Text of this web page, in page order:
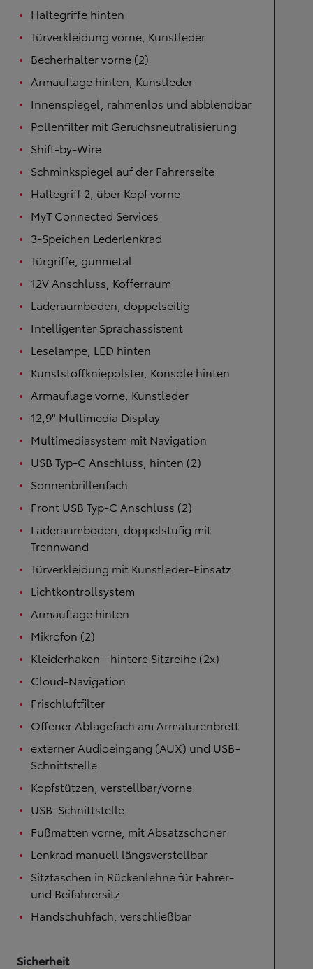
Haltegriffe hinten
Türverkleidung vorne, Kunstleder
Becherhalter vorne (2)
Armauflage hinten, Kunstleder
Innenspiegel, rahmenlos und abblendbar
Pollenfilter mit Geruchsneutralisierung
Shift-by-Wire
Schminkspiegel auf der Fahrerseite
Haltegriff 2, über Kopf vorne
MyT Connected Services
3-Speichen Lederlenkrad
Türgriffe, gunmetal
12V Anschluss, Kofferraum
Laderaumboden, doppelseitig
Intelligenter Sprachassistent
Leselampe, LED hinten
Kunststoffkniepolster, Konsole hinten
Armauflage vorne, Kunstleder
12,9" Multimedia Display
Multimediasystem mit Navigation
USB Typ-C Anschluss, hinten (2)
Sonnenbrillenfach
Front USB Typ-C Anschluss (2)
Laderaumboden, doppelstufig mit
Trennwand
Türverkleidung mit Kunstleder-Einsatz
Lichtkontrollsystem
Armauflage hinten
Mikrofon (2)
Kleiderhaken - hintere Sitzreihe (2x)
Cloud-Navigation
Frischluftfilter
Offener Ablagefach am Armaturenbrett
externer Audioeingang (AUX) und USB-
Schnittstelle
Kopfstützen, verstellbar/vorne
USB-Schnittstelle
Fußmatten vorne, mit Absatzschoner
Lenkrad manuell längsverstellbar
Sitztaschen in Rückenlehne für Fahrer-
und Beifahrersitz
Handschuhfach, verschließbar
Sicherheit